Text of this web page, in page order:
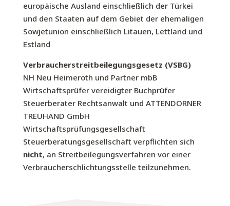
europäische Ausland einschließlich der Türkei
und den Staaten auf dem Gebiet der ehemaligen
Sowjetunion einschließlich Litauen, Lettland und
Estland
Verbraucherstreitbeilegungsgesetz (VSBG)
NH Neu Heimeroth und Partner mbB
Wirtschaftsprüfer vereidigter Buchprüfer
Steuerberater Rechtsanwalt und ATTENDORNER
TREUHAND GmbH
Wirtschaftsprüfungsgesellschaft
Steuerberatungsgesellschaft verpflichten sich
nicht, an Streitbeilegungsverfahren vor einer
Verbraucherschlichtungsstelle teilzunehmen.